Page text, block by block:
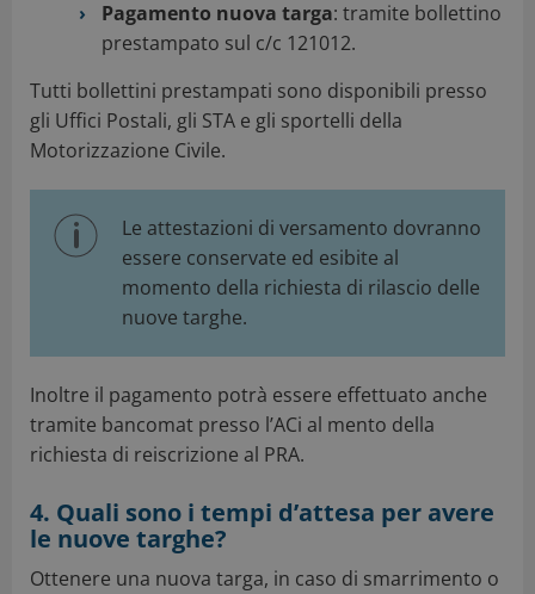
Pagamento nuova targa: tramite bollettino
prestampato sul c/c 121012.
Tutti bollettini prestampati sono disponibili presso
gli Uffici Postali, gli STA e gli sportelli della
Motorizzazione Civile.
Le attestazioni di versamento dovranno
essere conservate ed esibite al
momento della richiesta di rilascio delle
nuove targhe.
Inoltre il pagamento potrà essere effettuato anche
tramite bancomat presso l’ACi al mento della
richiesta di reiscrizione al PRA.
4. Quali sono i tempi d’attesa per avere
le nuove targhe?
Ottenere una nuova targa, in caso di smarrimento o